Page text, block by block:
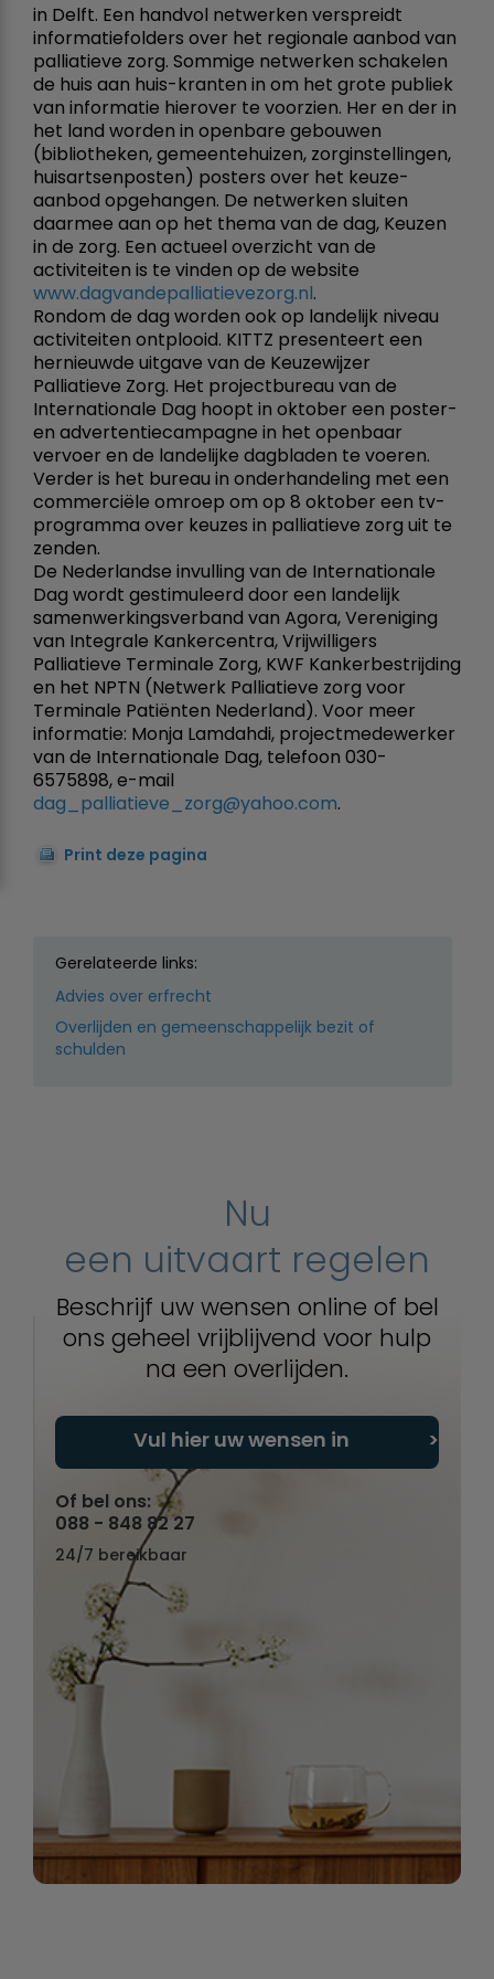
in Delft. Een handvol netwerken verspreidt
informatiefolders over het regionale aanbod van
palliatieve zorg. Sommige netwerken schakelen
de huis aan huis-kranten in om het grote publiek
van informatie hierover te voorzien. Her en der in
het land worden in openbare gebouwen
(bibliotheken, gemeentehuizen, zorginstellingen,
huisartsenposten) posters over het keuze-
aanbod opgehangen. De netwerken sluiten
daarmee aan op het thema van de dag, Keuzen
in de zorg. Een actueel overzicht van de
activiteiten is te vinden op de website
www.dagvandepalliatievezorg.nl.
Rondom de dag worden ook op landelijk niveau
activiteiten ontplooid. KITTZ presenteert een
hernieuwde uitgave van de Keuzewijzer
Palliatieve Zorg. Het projectbureau van de
Internationale Dag hoopt in oktober een poster-
en advertentiecampagne in het openbaar
vervoer en de landelijke dagbladen te voeren.
Verder is het bureau in onderhandeling met een
commerciële omroep om op 8 oktober een tv-
programma over keuzes in palliatieve zorg uit te
zenden.
De Nederlandse invulling van de Internationale
Dag wordt gestimuleerd door een landelijk
samenwerkingsverband van Agora, Vereniging
van Integrale Kankercentra, Vrijwilligers
Palliatieve Terminale Zorg, KWF Kankerbestrijding
en het NPTN (Netwerk Palliatieve zorg voor
Terminale Patiënten Nederland). Voor meer
informatie: Monja Lamdahdi, projectmedewerker
van de Internationale Dag, telefoon 030-
6575898, e-mail
dag_palliatieve_zorg@yahoo.com.
Print deze pagina
Gerelateerde links:
Advies over erfrecht
Overlijden en gemeenschappelijk bezit of
schulden
Nu
een uitvaart regelen
Beschrijf uw wensen online of bel
ons geheel vrijblijvend voor hulp
na een overlijden.
Vul hier uw wensen in
Of bel ons:
088 - 848 82 27
24/7 bereikbaar